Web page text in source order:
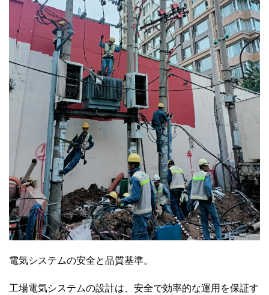
電気システムの安全と品質基準。
工場電気システムの設計は、安全で効率的な運用を保証す